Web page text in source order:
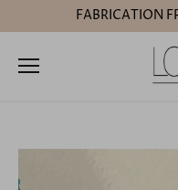
au
FABRICATION